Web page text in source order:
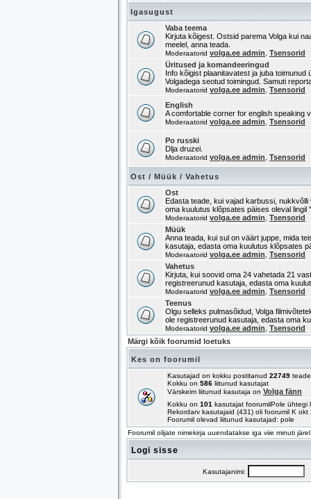
Igasugust
Vaba teema
Kirjuta kõigest. Ostsid parema Volga kui
meelel, anna teada.
Moderaatorid volga.ee admin Tsensorid
Üritused ja komandeeringud
Info kõigist plaanitavatest ja juba
Volgadega seotud toimingud. Samuti
Moderaatorid volga.ee admin Tsensorid
English
A comfortable corner for english speaking
Moderaatorid volga.ee admin Tsensorid
Po russki
Dlja druzei.
Moderaatorid volga.ee admin Tsensorid
Ost / Müük / Vahetus
Ost
Edasta teade, kui vajad karbussi,
oma kuulutus klõpsates päises oleval lingil
Moderaatorid volga.ee admin Tsensorid
Müük
Anna teada, kui sul on väärt juppe, mida
kasutaja, edasta oma kuulutus klõpsates
Moderaatorid volga.ee admin Tsensorid
Vahetus
Kirjuta, kui soovid oma 24 vahetada 21
registreerunud kasutaja, edasta oma
Moderaatorid volga.ee admin Tsensorid
Teenus
Olgu selleks pulmasõidud, Volga
ole registreerunud kasutaja, edasta oma
Moderaatorid volga.ee admin Tsensorid
Märgi kõik foorumid loetuks
Kes on foorumil
Kasutajad on kokku postitanud 22749
Kokku on 586 liitunud kasutajat
Värskeim liitunud kasutaja on Volga fänn
Kokku on 101 kasutajat foorumilPole
Rekordarv kasutajaid (431) oli foorumil K
Foorumil olevad liitunud kasutajad: pole
Foorumil olijate nimekirja uuendatakse iga viie minuti järel
Logi sisse
Kasutajanimi: